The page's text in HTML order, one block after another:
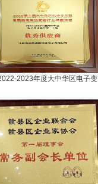
2023年度大中华区电子变